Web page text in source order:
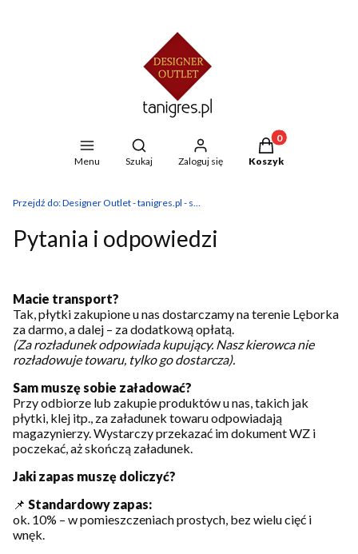
Menu
Otwórz wyszukiwarkę
Szukaj Zaloguj się
Produkty w
Koszyk
Przejdź do:Designer Outlet - tanigres.pl - sklep z płytkami
Pytania i odpowiedzi
Macie transport?
Tak, płytki zakupione u nas dostarczamy na terenie Lęborka
za darmo, a dalej – za dodatkową opłatą.
(Za rozładunek odpowiada kupujący. Nasz kierowca nie
rozładowuje towaru, tylko go dostarcza).
Sam muszę sobie załadować?
Przy odbiorze lub zakupie produktów u nas, takich jak
płytki, klej itp., za załadunek towaru odpowiadają
magazynierzy. Wystarczy przekazać im dokument WZ i
poczekać, aż skończą załadunek.
Jaki zapas muszę doliczyć?
📌 Standardowy zapas:
ok. 10% – w pomieszczeniach prostych, bez wielu cięć i
wnęk.